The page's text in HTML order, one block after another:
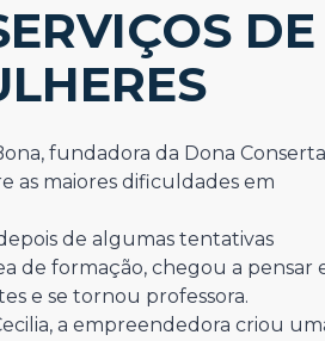
DE
fundadora da Dona
as maiores dificuldades em
de algumas tentativas
de formação, chegou a pensar
e se tornou professora.
a empreendedora criou